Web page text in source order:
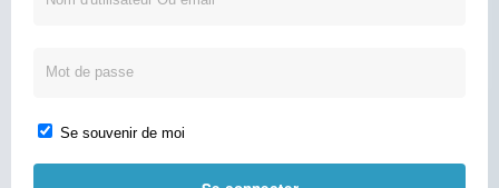
Se souvenir de moi